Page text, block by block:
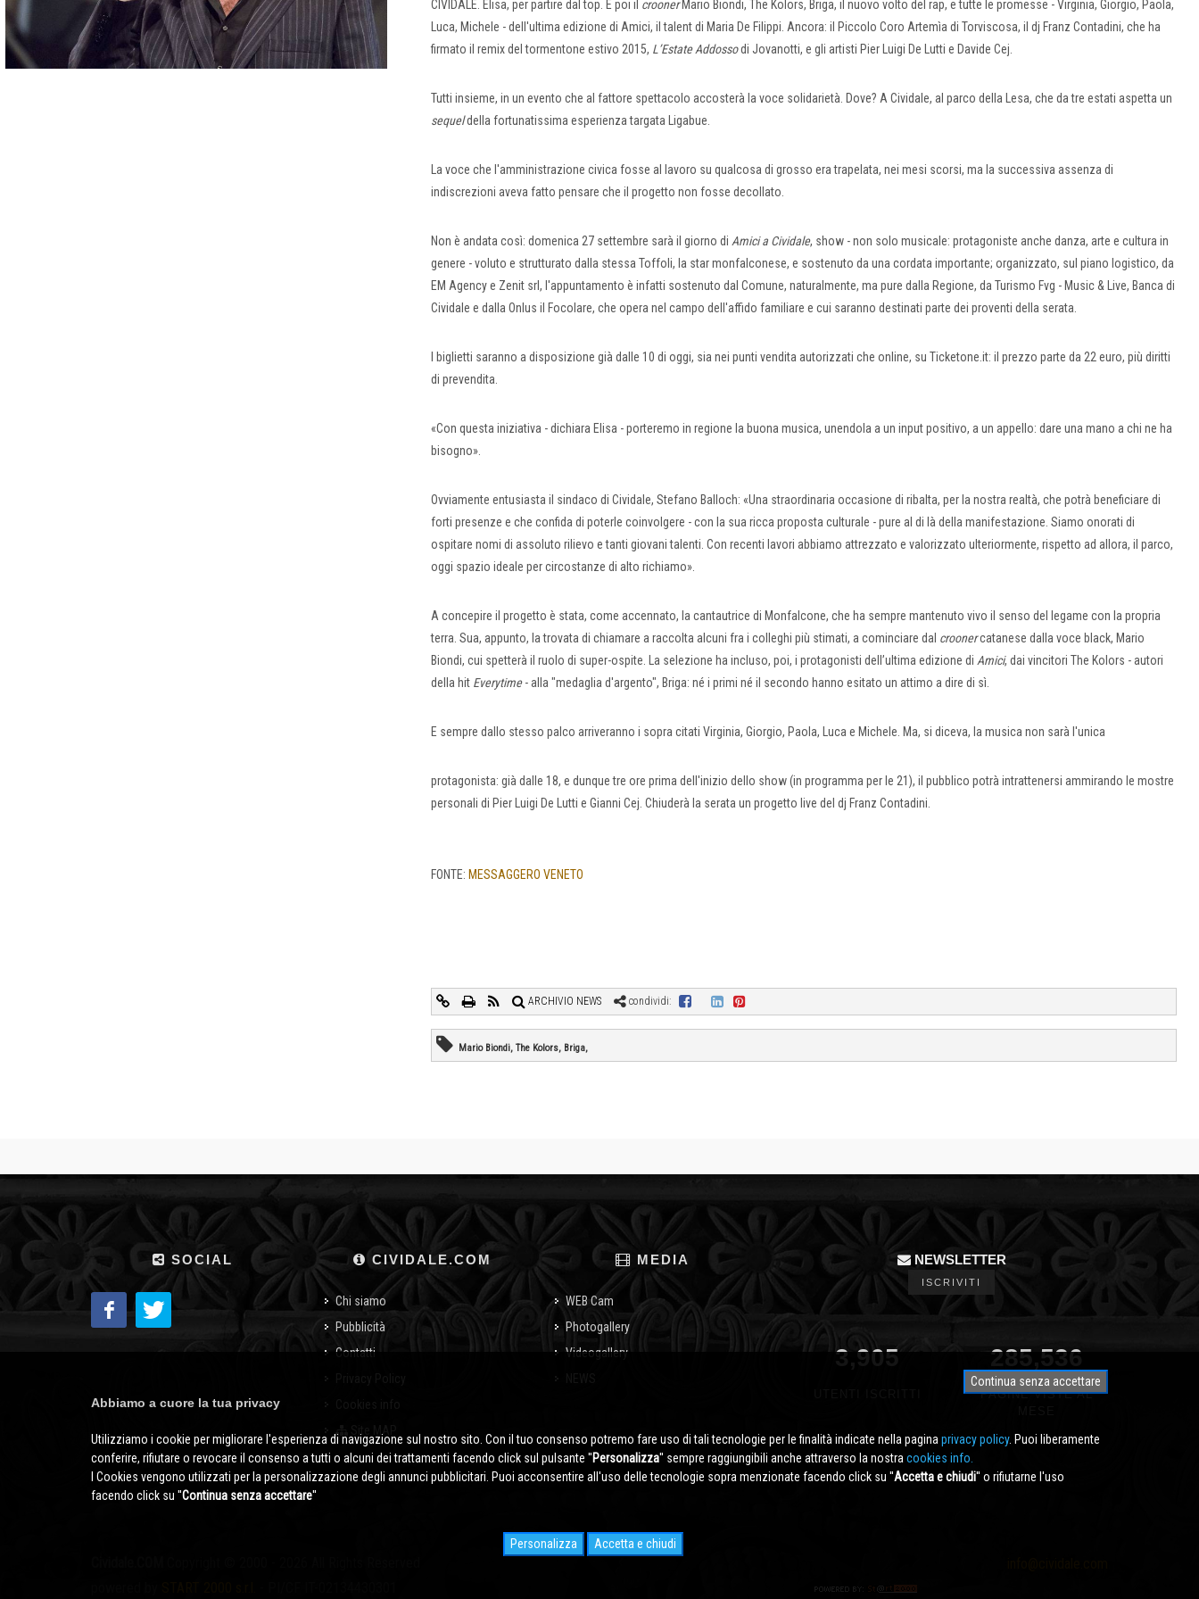
CIVIDALE. Elisa, per partire dal top. E poi il croonerMario Biondi, The Kolors, Briga, il nuovo volto del rap, e tutte le promesse - Virginia, Giorgio, Paola,
Luca, Michele - dell'ultima edizione di Amici, il talent di Maria De Filippi. Ancora: il Piccolo Coro Artemìa di Torviscosa, il dj Franz Contadini, che ha
firmato il remix del tormentone estivo 2015, L’Estate Addossodi Jovanotti, e gli artisti Pier Luigi De Lutti e Davide Cej.
Tutti insieme, in un evento che al fattore spettacolo accosterà la voce solidarietà. Dove? A Cividale, al parco della Lesa, che da tre estati aspetta un
sequeldella fortunatissima esperienza targata Ligabue.
La voce che l'amministrazione civica fosse al lavoro su qualcosa di grosso era trapelata, nei mesi scorsi, ma la successiva assenza di
indiscrezioni aveva fatto pensare che il progetto non fosse decollato.
Non è andata così: domenica 27 settembre sarà il giorno di Amici a Cividale, show - non solo musicale: protagoniste anche danza, arte e cultura in
genere - voluto e strutturato dalla stessa Toffoli, la star monfalconese, e sostenuto da una cordata importante; organizzato, sul piano logistico, da
EM Agency e Zenit srl, l'appuntamento è infatti sostenuto dal Comune, naturalmente, ma pure dalla Regione, da Turismo Fvg - Music & Live, Banca di
Cividale e dalla Onlus il Focolare, che opera nel campo dell'affido familiare e cui saranno destinati parte dei proventi della serata.
I biglietti saranno a disposizione già dalle 10 di oggi, sia nei punti vendita autorizzati che online, su Ticketone.it: il prezzo parte da 22 euro, più diritti
di prevendita.
«Con questa iniziativa - dichiara Elisa - porteremo in regione la buona musica, unendola a un input positivo, a un appello: dare una mano a chi ne ha
bisogno».
Ovviamente entusiasta il sindaco di Cividale, Stefano Balloch: «Una straordinaria occasione di ribalta, per la nostra realtà, che potrà beneficiare di
forti presenze e che confida di poterle coinvolgere - con la sua ricca proposta culturale - pure al di là della manifestazione. Siamo onorati di
ospitare nomi di assoluto rilievo e tanti giovani talenti. Con recenti lavori abbiamo attrezzato e valorizzato ulteriormente, rispetto ad allora, il parco,
oggi spazio ideale per circostanze di alto richiamo».
A concepire il progetto è stata, come accennato, la cantautrice di Monfalcone, che ha sempre mantenuto vivo il senso del legame con la propria
terra. Sua, appunto, la trovata di chiamare a raccolta alcuni fra i colleghi più stimati, a cominciare dal croonercatanese dalla voce black, Mario
Biondi, cui spetterà il ruolo di super-ospite. La selezione ha incluso, poi, i protagonisti dell’ultima edizione di Amici, dai vincitori The Kolors - autori
della hit Everytime- alla "medaglia d'argento", Briga: né i primi né il secondo hanno esitato un attimo a dire di sì.
E sempre dallo stesso palco arriveranno i sopra citati Virginia, Giorgio, Paola, Luca e Michele. Ma, si diceva, la musica non sarà l'unica
protagonista: già dalle 18, e dunque tre ore prima dell'inizio dello show (in programma per le 21), il pubblico potrà intrattenersi ammirando le mostre
personali di Pier Luigi De Lutti e Gianni Cej. Chiuderà la serata un progetto live del dj Franz Contadini.
FONTE: MESSAGGERO VENETO
ARCHIVIO NEWS condividi:
Mario Biondi, The Kolors, Briga,
SOCIAL CIVIDALE.COM
Chi siamo
Pubblicità
Contatti
MEDIA
WEB Cam
Photogallery
Videogallery
NEWSLETTER
ISCRIVITI
3,905 350,000
PAGINE VISTE AL
Continua senza accettare
Abbiamo a cuore la tua privacy
Utilizziamo i cookie per migliorare l'esperienza di navigazione sul nostro sito. Con il tuo consenso potremo fare uso di tali tecnologie per le finalità indicate nella pagina privacy policy. Puoi liberamente
conferire, rifiutare o revocare il consenso a tutti o alcuni dei trattamenti facendo click sul pulsante ''Personalizza'' sempre raggiungibili anche attraverso la nostra cookies info.
I Cookies vengono utilizzati per la personalizzazione degli annunci pubblicitari. Puoi acconsentire all'uso delle tecnologie sopra menzionate facendo click su ''Accetta e chiudi'' o rifiutarne l'uso
facendo click su ''Continua senza accettare''
Personalizza Accetta e chiudi